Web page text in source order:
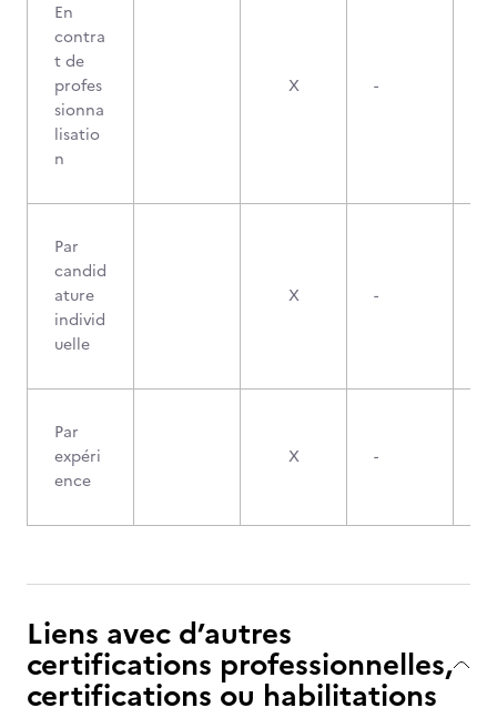
En
contra
t de
profes
sionna
lisatio
n
X -
Par
candid
ature
individ
uelle
X -
Par
expéri
ence
X -
Liens avec d’autres
certifications professionnelles,
certifications ou habilitations